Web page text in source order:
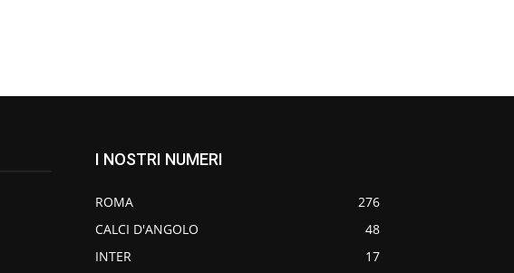
I NOSTRI NUMERI
ROMA
276
CALCI D'ANGOLO
48
INTER
17